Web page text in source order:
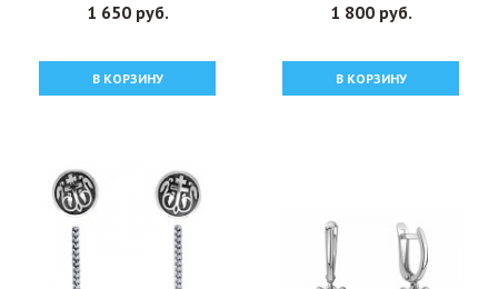
1 650 руб.
В КОРЗИНУ
1 800 руб.
В КОРЗИНУ